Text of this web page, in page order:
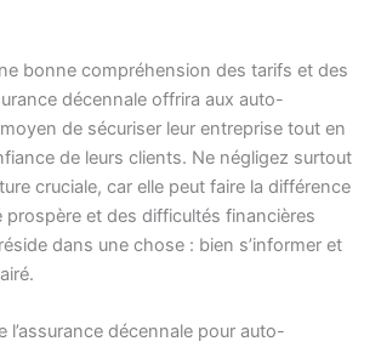
bonne compréhension des tarifs et des
décennale offrira aux auto-
de sécuriser leur entreprise tout en
de leurs clients. Ne négligez surtout
cruciale, car elle peut faire la différence
prospère et des difficultés financières
dans une chose : bien s’informer et
l’assurance décennale pour auto-